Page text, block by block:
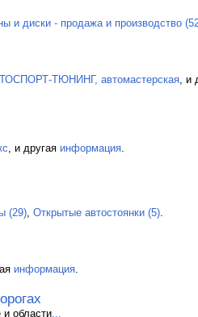
и диски - продажа и производство
ТЮНИНГ, автомастерская, и
, и другая информация.
(29), Открытые автостоянки (5).
информация.
области...